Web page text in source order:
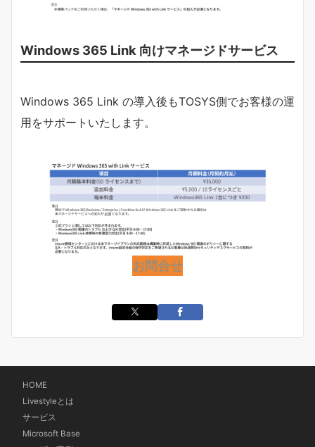
Windows 365 Link 向けマネージドサービス
Windows 365 Link の導入後もTOSYS側でお客様の運
用をサポートいたします。
お問合せ
HOME
Livestyleとは
サービス
Microsoft Base